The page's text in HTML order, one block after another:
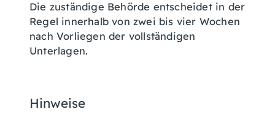
Die zuständige Behörde entscheidet in der
Regel innerhalb von zwei bis vier Wochen
nach Vorliegen der vollständigen
Unterlagen.
Hinweise